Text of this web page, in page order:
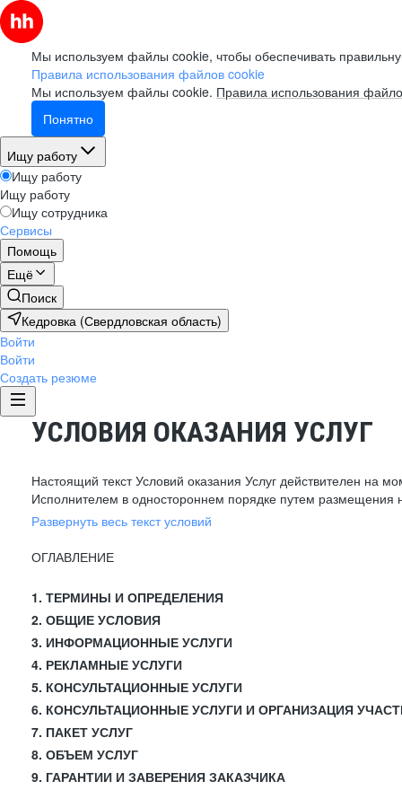
Мы используем файлы cookie, чтобы обеспечивать
Правила использования файлов cookie
Мы используем файлы cookie. Правила использования
Понятно
Ищу работу
Ищу работу
Ищу работу
Ищу сотрудника
Сервисы
Помощь
Ещё
Поиск
Кедровка (Свердловская область)
Войти
Войти
Создать резюме
УСЛОВИЯ ОКАЗАНИЯ УСЛУГ
Настоящий текст Условий оказания Услуг действителен на
Исполнителем в одностороннем порядке путем размещения
Развернуть весь текст условий
ОГЛАВЛЕНИЕ
1. ТЕРМИНЫ И ОПРЕДЕЛЕНИЯ
2. ОБЩИЕ УСЛОВИЯ
3. ИНФОРМАЦИОННЫЕ УСЛУГИ
4. РЕКЛАМНЫЕ УСЛУГИ
5. КОНСУЛЬТАЦИОННЫЕ УСЛУГИ
6. КОНСУЛЬТАЦИОННЫЕ УСЛУГИ И ОРГАНИЗАЦИЯ
7. ПАКЕТ УСЛУГ
8. ОБЪЕМ УСЛУГ
9. ГАРАНТИИ И ЗАВЕРЕНИЯ ЗАКАЗЧИКА